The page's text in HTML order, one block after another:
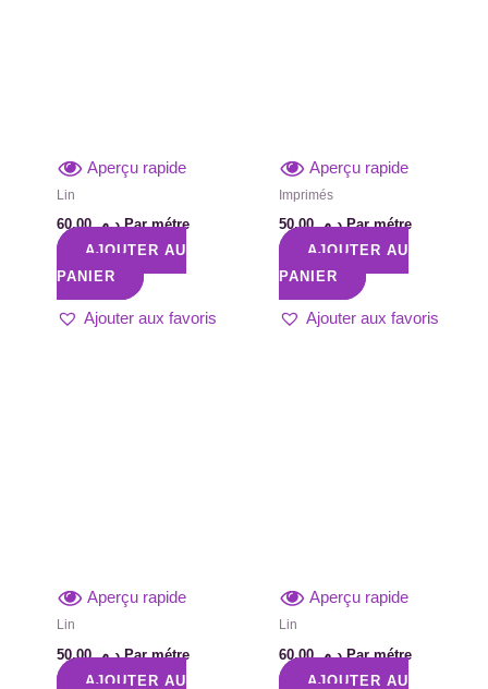
Aperçu rapide
Lin
د.م.60,00
Par métre
AJOUTER AU
PANIER
Ajouter aux favoris
Aperçu rapide
Imprimés
د.م.50,00
Par métre
AJOUTER AU
PANIER
Ajouter aux favoris
Aperçu rapide
Lin
د.م.50,00
Par métre
AJOUTER AU
Aperçu rapide
Lin
د.م.60,00
Par métre
AJOUTER AU